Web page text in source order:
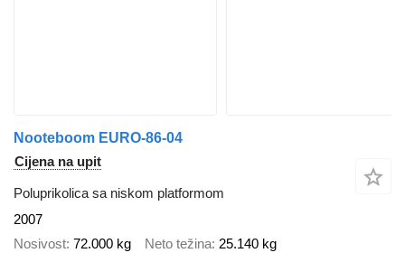
Nooteboom EURO-86-04
Cijena na upit
Poluprikolica sa niskom platformom
2007
Nosivost 72.000 kg Neto težina 25.140 kg